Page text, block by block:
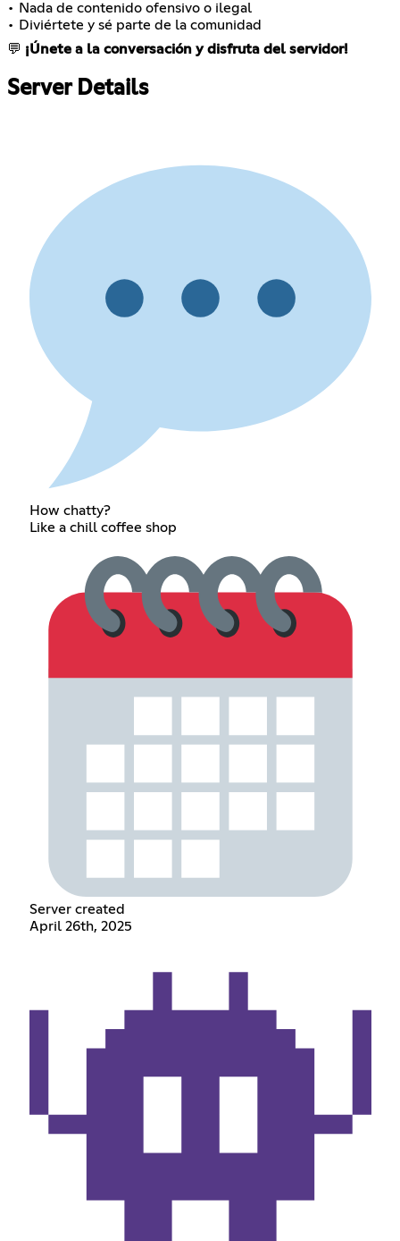
• Nada de contenido ofensivo o ilegal
• Diviértete y sé parte de la comunidad
💬 ¡Únete a la conversación y disfruta del servidor!
Server Details
How chatty?
Like a chill coffee shop
Server created
April 26th, 2025